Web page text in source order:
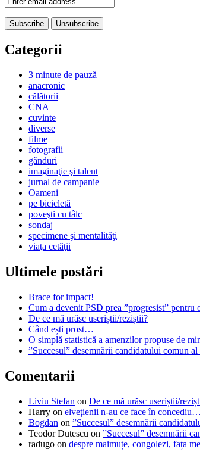
Categorii
3 minute de pauză
anacronic
călătorii
CNA
cuvinte
diverse
filme
fotografii
gânduri
imaginaţie şi talent
jurnal de campanie
Oameni
pe bicicletă
poveşti cu tâlc
sondaj
specimene şi mentalităţi
viaţa cetăţii
Ultimele postări
Brace for impact!
Cum a devenit PSD prea ”progresist” pentru
De ce mă urăsc useriștii/reziștii?
Când ești prost…
O simplă statistică a amenzilor propuse de
”Succesul” desemnării candidatului comun al
Comentarii
Liviu Stefan on De ce mă urăsc useriștii/
Harry on elveţienii n-au ce face în concediu…
Bogdan on ”Succesul” desemnării
Teodor Dutescu on ”Succesul” desemnării
radugo on despre maimuțe, congolezi, fața